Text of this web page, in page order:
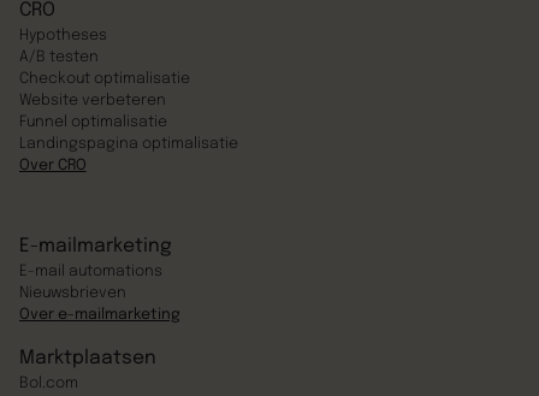
CRO
Hypotheses
A/B testen
Checkout optimalisatie
Website verbeteren
Funnel optimalisatie
Landingspagina optimalisatie
Over CRO
E-mailmarketing
E-mail automations
Nieuwsbrieven
Over e-mailmarketing
Marktplaatsen
Bol.com